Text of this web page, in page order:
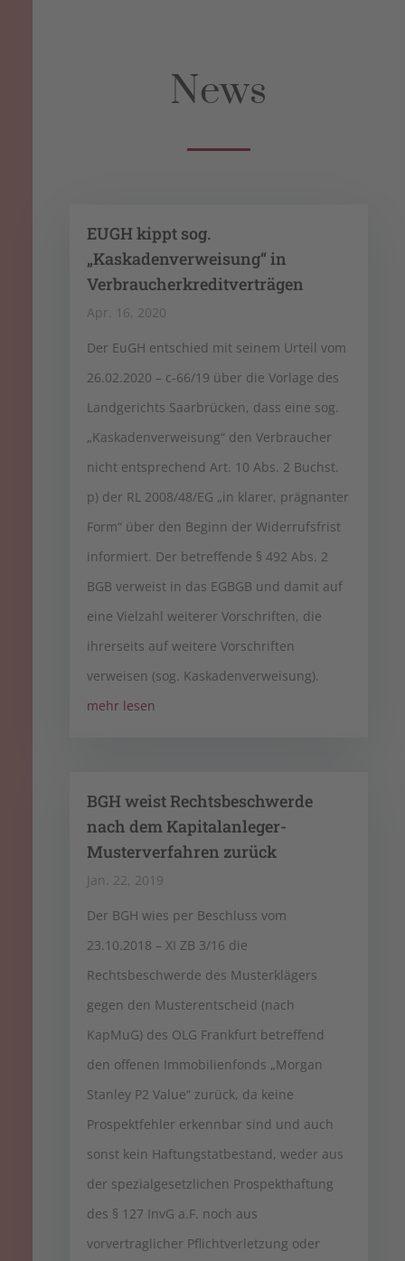
News
EUGH kippt sog.
„Kaskadenverweisung“ in
Verbraucherkreditverträgen
Apr. 16, 2020
Der EuGH entschied mit seinem Urteil vom
26.02.2020 – c-66/19 über die Vorlage des
Landgerichts Saarbrücken, dass eine sog.
„Kaskadenverweisung“ den Verbraucher
nicht entsprechend Art. 10 Abs. 2 Buchst.
p) der RL 2008/48/EG „in klarer, prägnanter
Form“ über den Beginn der Widerrufsfrist
informiert. Der betreffende § 492 Abs. 2
BGB verweist in das EGBGB und damit auf
eine Vielzahl weiterer Vorschriften, die
ihrerseits auf weitere Vorschriften
verweisen (sog. Kaskadenverweisung).
mehr lesen
BGH weist Rechtsbeschwerde
nach dem Kapitalanleger-
Musterverfahren zurück
Jan. 22, 2019
Der BGH wies per Beschluss vom
23.10.2018 – XI ZB 3/16 die
Rechtsbeschwerde des Musterklägers
gegen den Musterentscheid (nach
KapMuG) des OLG Frankfurt betreffend
den offenen Immobilienfonds „Morgan
Stanley P2 Value“ zurück, da keine
Prospektfehler erkennbar sind und auch
sonst kein Haftungstatbestand, weder aus
der spezialgesetzlichen Prospekthaftung
des § 127 InvG a.F. noch aus
vorvertraglicher Pflichtverletzung oder